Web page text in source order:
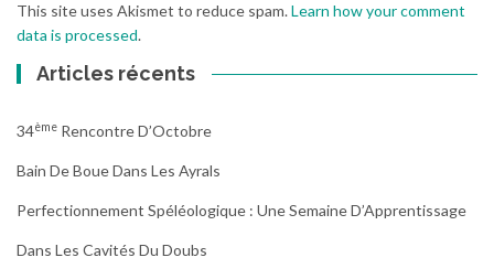
This site uses Akismet to reduce spam.Learn how your comment
data is processed.
Articles récents
34Ème Rencontre D’Octobre
Bain De Boue Dans Les Ayrals
Perfectionnement Spéléologique : Une Semaine D’Apprentissage
Dans Les Cavités Du Doubs